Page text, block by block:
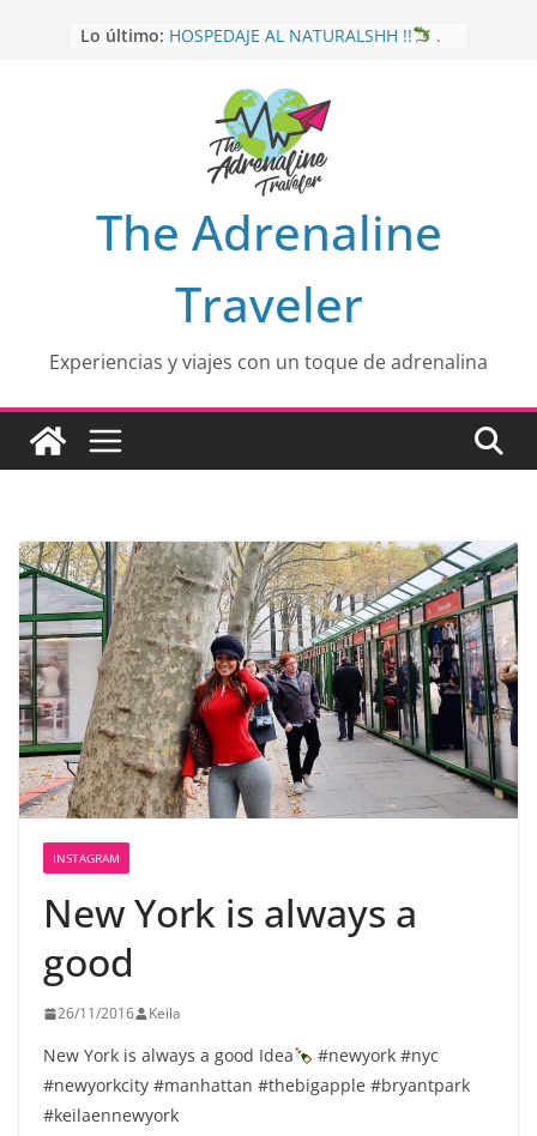
Lo último: HOSPEDAJE AL NATURALSHH !!
.
OTRA PERSPECTIVA de RÍO EL
MULITO!
HOLA
desde yo soy
Aprovechando que Wen tenía que
venia
EL SENDERO DEL CACAO: Excelente
opción
The Adrenaline
Traveler
Experiencias y viajes con un toque de adrenalina
INSTAGRAM
New York is always a
good
26/11/2016 Keila
New York is always a good Idea
#newyork #nyc
#newyorkcity #manhattan #thebigapple #bryantpark
#keilaennewyork